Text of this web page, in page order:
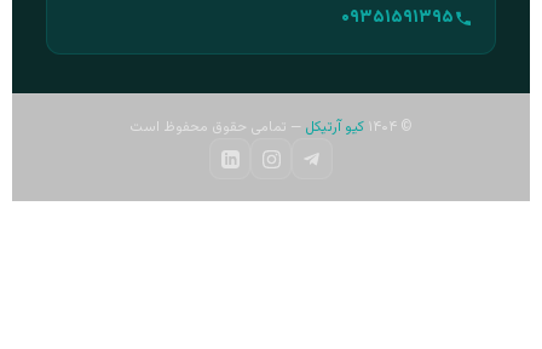
۰۹۳۵۱۵۹۱۳۹۵
© ۱۴۰۴ کیو آرتیکل — تمامی حقوق محفوظ است